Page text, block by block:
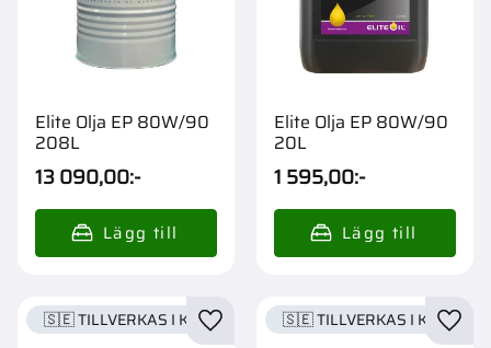
Elite Olja EP 80W/90
208L
13 090,00:-
Elite Olja EP 80W/90
20L
1 595,00:-
🇸🇪 TILLVERKAS I KARLSTADLägg till i favoriter
🇸🇪 TILLVERKAS I